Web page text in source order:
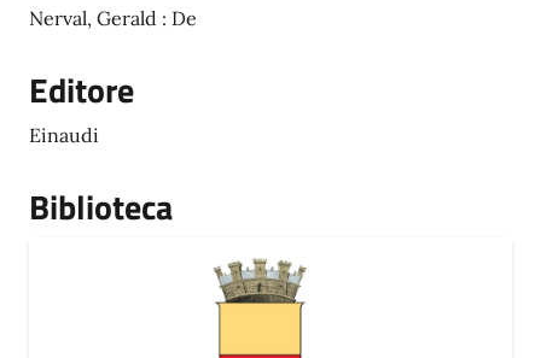
Nerval, Gerald : De
Editore
Einaudi
Biblioteca